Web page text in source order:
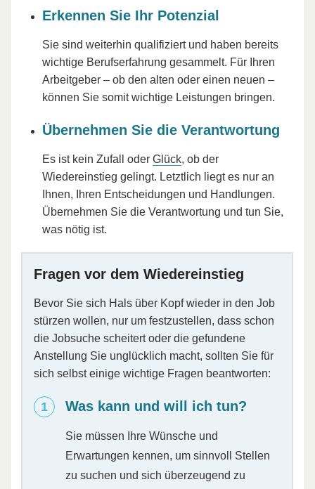
Erkennen Sie Ihr Potenzial
Sie sind weiterhin qualifiziert und haben bereits
wichtige Berufserfahrung gesammelt. Für Ihren
Arbeitgeber – ob den alten oder einen neuen –
können Sie somit wichtige Leistungen bringen.
Übernehmen Sie die Verantwortung
Es ist kein Zufall oder Glück, ob der
Wiedereinstieg gelingt. Letztlich liegt es nur an
Ihnen, Ihren Entscheidungen und Handlungen.
Übernehmen Sie die Verantwortung und tun Sie,
was nötig ist.
Fragen vor dem Wiedereinstieg
Bevor Sie sich Hals über Kopf wieder in den Job
stürzen wollen, nur um festzustellen, dass schon
die Jobsuche scheitert oder die gefundene
Anstellung Sie unglücklich macht, sollten Sie für
sich selbst einige wichtige Fragen beantworten:
Was kann und will ich tun?
Sie müssen Ihre Wünsche und
Erwartungen kennen, um sinnvoll Stellen
zu suchen und sich überzeugend zu